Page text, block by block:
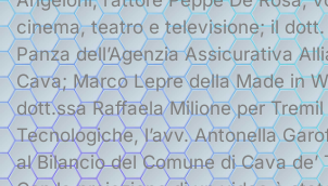
cinema, teatro e televisione; il
Panza dell’Agenzia Assicurativa
Cava; Marco Lepre della Made in
dott.ssa Raffaela Milione per
Tecnologiche, l’avv. Antonella
al Bilancio del Comune di Cava de’